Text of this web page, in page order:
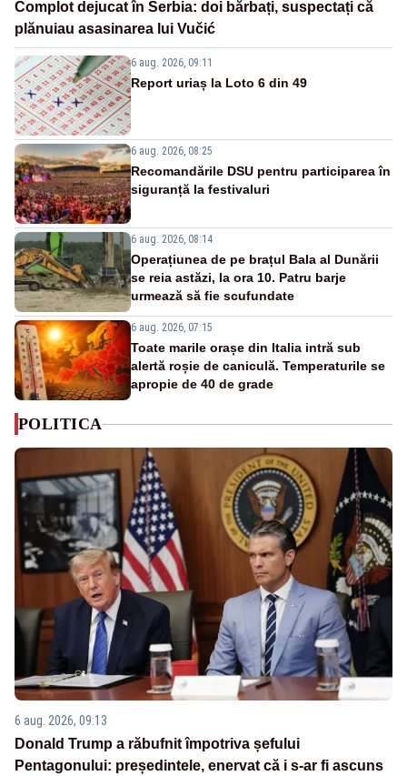
Complot dejucat în Serbia: doi bărbați, suspectați că
plănuiau asasinarea lui Vučić
6 aug. 2026, 09:11
Report uriaș la Loto 6 din 49
6 aug. 2026, 08:25
Recomandările DSU pentru participarea în
siguranță la festivaluri
6 aug. 2026, 08:14
Operațiunea de pe brațul Bala al Dunării
se reia astăzi, la ora 10. Patru barje
urmează să fie scufundate
6 aug. 2026, 07:15
Toate marile orașe din Italia intră sub
alertă roșie de caniculă. Temperaturile se
apropie de 40 de grade
POLITICA
6 aug. 2026, 09:13
Donald Trump a răbufnit împotriva șefului
Pentagonului: președintele, enervat că i s-ar fi ascuns